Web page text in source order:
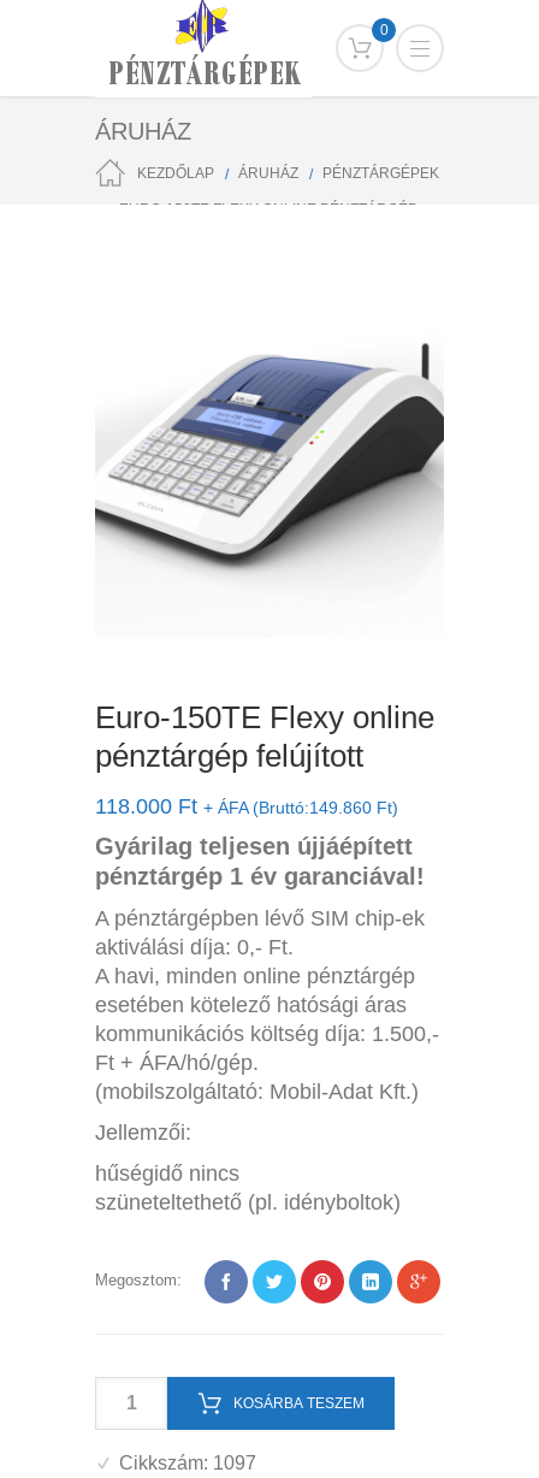
0
ÁRUHÁZ
KEZDŐLAP ÁRUHÁZ PÉNZTÁRGÉPEK
EURO-150TE FLEXY ONLINE PÉNZTÁRGÉP
Euro-150TE Flexy online
pénztárgép felújított
118.000 Ft + ÁFA (Bruttó:149.860 Ft)
Gyárilag teljesen újjáépített
pénztárgép 1 év garanciával!
A pénztárgépben lévő SIM chip-ek
aktiválási díja: 0,- Ft.
A havi, minden online pénztárgép
esetében kötelező hatósági áras
kommunikációs költség díja: 1.500,-
Ft + ÁFA/hó/gép.
(mobilszolgáltató: Mobil-Adat Kft.)
Jellemzői:
hűségidő nincs
szüneteltethető (pl. idényboltok)
Megosztom:
Euro-
Flexy
KOSÁRBA TESZEM
Cikkszám: 1097